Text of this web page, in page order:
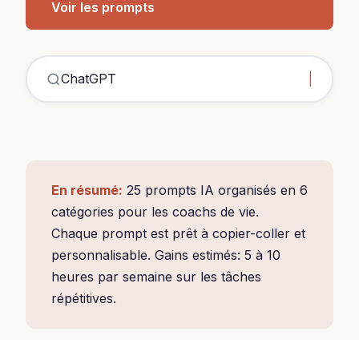
Voir les prompts
ChatGPT coachs de v
En résumé: 25 prompts IA organisés en 6
catégories pour les coachs de vie.
Chaque prompt est prêt à copier-coller et
personnalisable. Gains estimés: 5 à 10
heures par semaine sur les tâches
répétitives.